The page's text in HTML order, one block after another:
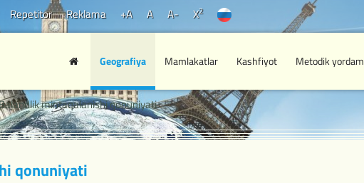
Repetitor Reklama +A A A- X2
Geografiya Mamlakatlar Kashfiyot Metodik yordam
mintaqalanishi qonuniyati
qonuniyati